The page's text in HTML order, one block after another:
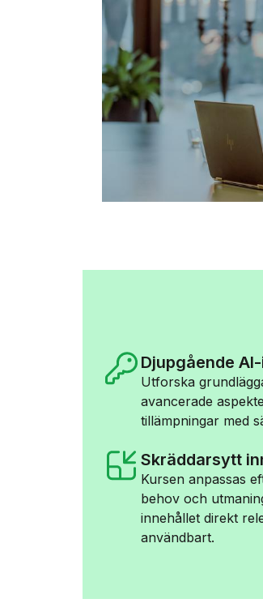
Djupgående
Utforska
avancerade
tillämpningar med
Skräddarsytt
Kursen anpassas
behov och
innehållet direkt
användbart.